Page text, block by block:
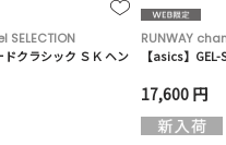
SELECTION
クラシック ＳＫ ヘン
RUNWAY
【asics】
17,600 円